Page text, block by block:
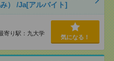
） /Ja[アルバイト]
寄り駅：九大学
気になる！